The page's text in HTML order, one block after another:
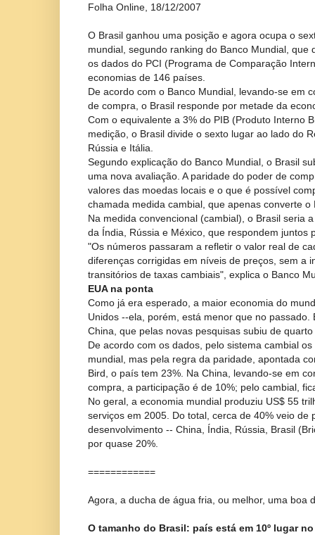
Folha Online, 18/12/2007
O Brasil ganhou uma posição e agora ocupa o
mundial, segundo ranking do Banco Mundial, que
os dados do PCI (Programa de Comparação
economias de 146 países.
De acordo com o Banco Mundial, levando-se em
de compra, o Brasil responde por metade da
Com o equivalente a 3% do PIB (Produto Interno
medição, o Brasil divide o sexto lugar ao lado do
Rússia e Itália.
Segundo explicação do Banco Mundial, o Brasil
uma nova avaliação. A paridade do poder de
valores das moedas locais e o que é possível
chamada medida cambial, que apenas converte
Na medida convencional (cambial), o Brasil seria
da Índia, Rússia e México, que respondem juntos
"Os números passaram a refletir o valor real de
diferenças corrigidas em níveis de preços, sem a
transitórios de taxas cambiais", explica o Banco
EUA na ponta
Como já era esperado, a maior economia do
Unidos --ela, porém, está menor que no passado.
China, que pelas novas pesquisas subiu de
De acordo com os dados, pelo sistema cambial os
mundial, mas pela regra da paridade, apontada
Bird, o país tem 23%. Na China, levando-se em
compra, a participação é de 10%; pelo cambial,
No geral, a economia mundial produziu US$ 55
serviços em 2005. Do total, cerca de 40% veio de
desenvolvimento -- China, Índia, Rússia, Brasil
por quase 20%.
============
Agora, a ducha de água fria, ou melhor, uma boa
O tamanho do Brasil: país está em 10º lugar